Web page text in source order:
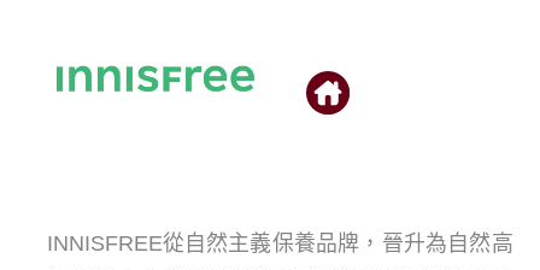
INNISFREE從自然主義保養品牌，晉升為自然高